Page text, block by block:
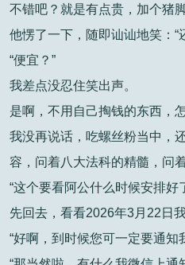
不错吧？就是有点贵，加个猪
他愣了一下，随即讪讪地笑：“
“便宜？”
我差点没忍住笑出声。
是啊，不用自己掏钱的东西，
我没再说话，吃螺丝粉当中，
容，问着八大法科的精髓，问
“这个要看阿公什么时候安排好
先回去，看看2026年3月22日
“好啊，到时候您可一定要通知